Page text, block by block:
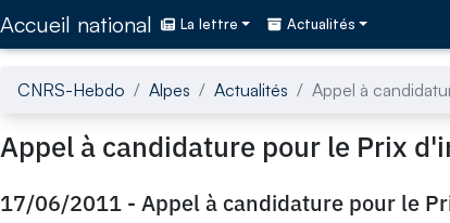
Accueil national La lettre Actualités
CNRS-Hebdo Alpes Actualités Appel à
Appel à candidature pour le Prix
17/06/2011 - Appel à candidature pour le